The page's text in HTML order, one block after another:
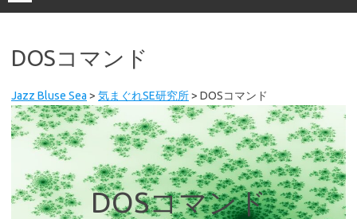
DOSコマンド
Jazz Bluse Sea > 気まぐれSE研究所> DOSコマンド
DOSコマンド